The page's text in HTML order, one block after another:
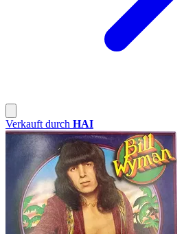
Verkauft durch HAI